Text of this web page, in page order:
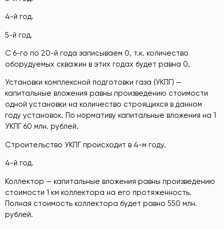
4-й год.
5-й год.
С 6-го по 20-й года записываем 0, т.к. количество
оборудуемых скважин в этих годах будет равна 0.
Установки комплексной подготовки газа (УКПГ) —
капитальные вложения равны произведению стоимости
одной установки на количество строящихся в данном
году установок. По нормативу капитальные вложения на 1
УКПГ 60 млн. рублей.
Строительство УКПГ происходит в 4-м году.
4-й год.
Коллектор — капитальные вложения равны произведению
стоимости 1 км коллектора на его протяженность.
Полная стоимость коллектора будет равно 550 млн.
рублей.